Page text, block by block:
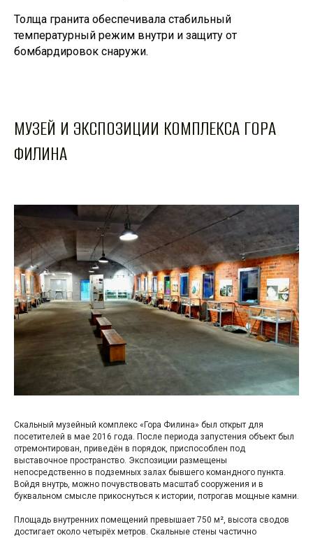
Толща гранита обеспечивала стабильный
температурный режим внутри и защиту от
бомбардировок снаружи.
МУЗЕЙ И ЭКСПОЗИЦИИ КОМПЛЕКСА ГОРА
ФИЛИНА
Скальный музейный комплекс «Гора Филина» был открыт для
посетителей в мае 2016 года. После периода запустения объект был
отремонтирован, приведён в порядок, приспособлен под
выставочное пространство. Экспозиции размещены
непосредственно в подземных залах бывшего командного пункта.
Войдя внутрь, можно почувствовать масштаб сооружения и в
буквальном смысле прикоснуться к истории, потрогав мощные камни.
Площадь внутренних помещений превышает 750 м², высота сводов
достигает около четырёх метров. Скальные стены частично